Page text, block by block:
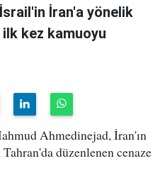
İran'a yönelik
ilk kez kamuoyu
Ahmedinejad, İran'ın
düzenlenen cenaze